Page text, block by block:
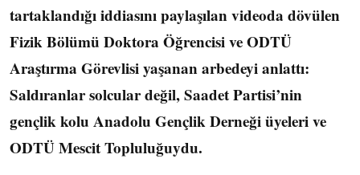
tartaklandığı iddiasını paylaşılan videoda dövülen
Fizik Bölümü Doktora Öğrencisi ve ODTÜ
Araştırma Görevlisi yaşanan arbedeyi anlattı:
Saldıranlar solcular değil, Saadet Partisi’nin
gençlik kolu Anadolu Gençlik Derneği üyeleri ve
ODTÜ Mescit Topluluğuydu.